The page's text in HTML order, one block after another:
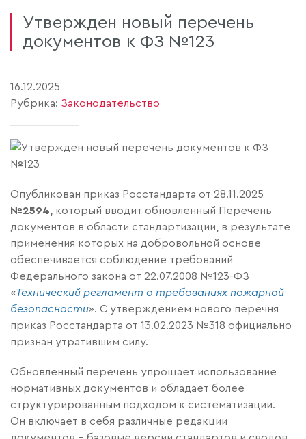
Утвержден новый перечень
документов к ФЗ №123
16.12.2025
Рубрика: Законодательство
Опубликован приказ Росстандарта от 28.11.2025
№2594 , который вводит обновленный Перечень
документов в области стандартизации, в результате
применения которых на добровольной основе
обеспечивается соблюдение требований
Федерального закона от 22.07.2008 №123-ФЗ
«Технический регламент о требованиях пожарной
безопасности». С утверждением нового перечня
приказ Росстандарта от 13.02.2023 №318 официально
признан утратившим силу.
Обновленный перечень упрощает использование
нормативных документов и обладает более
структурированным подходом к систематизации.
Он включает в себя различные редакции